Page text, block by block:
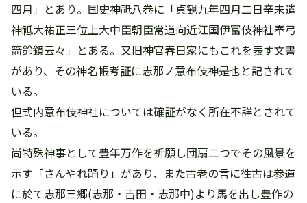
四月」とあり。国史神祗八巻に「貞観九年四月二日辛未遣
神祗大祐正三位上大中臣朝臣常道向近江国伊富伎神社奉弓
箭鈴鏡云々」とある。又旧神官春日家にもこれを表す文書
があり、その神名帳考証に志那ノ意布伎神是也と記されて
いる。
但式内意布伎神社については確証がなく所在不詳とされて
いる。
尚特殊神事として豊年万作を祈願し団扇二つでその風景を
示す「さんやれ踊り」があり、また古老の言に徃古は参道
に於て志那三郷(志那・吉田・志那中)より馬を出し豊作の